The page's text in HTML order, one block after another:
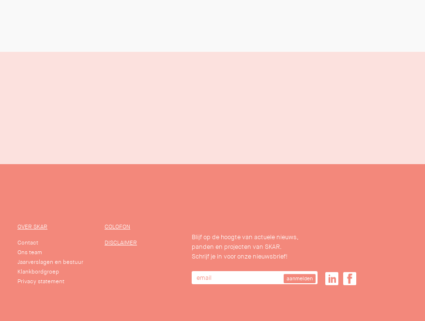
OVER SKAR
Contact
Ons team
Jaarverslagen en bestuur
Klankbordgroep
Privacy statement
COLOFON
DISCLAIMER
Blijf op de hoogte van actuele nieuws,
panden en projecten van SKAR.
Schrijf je in voor onze nieuwsbrief!